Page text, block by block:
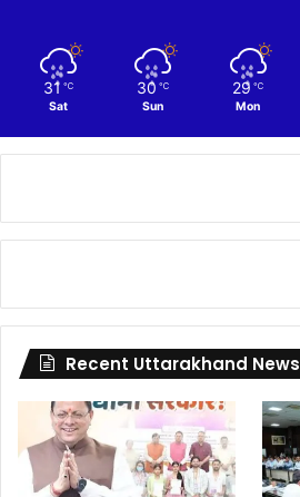
31 ℃
Sat
30 ℃
Sun
29 ℃
Mon
Recent Uttarakhand News